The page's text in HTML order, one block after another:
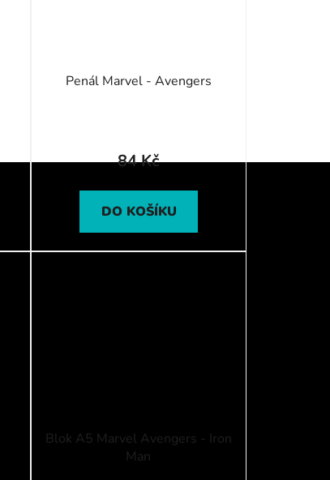
Penál Marvel - Avengers
84 Kč
DO KOŠÍKU
Blok A5 Marvel Avengers - Iron
Man